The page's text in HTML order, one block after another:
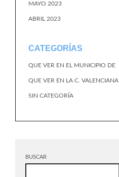
MAYO 2023
ABRIL 2023
CATEGORÍAS
QUE VER EN EL MUNICIPIO DE
QUE VER EN LA C. VALENCIANA
SIN CATEGORÍA
BUSCAR